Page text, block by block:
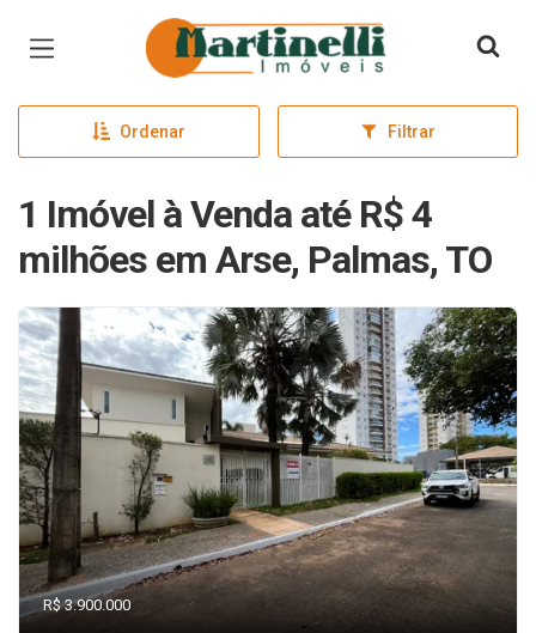
Página inicial
Ordenar Filtrar
1 Imóvel à Venda até R$ 4
milhões em Arse, Palmas, TO
R$ 3.900.000